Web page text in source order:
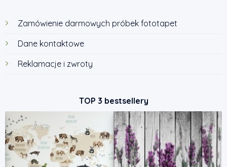
Zamówienie darmowych próbek fototapet
Dane kontaktowe
Reklamacje i zwroty
TOP 3 bestsellery